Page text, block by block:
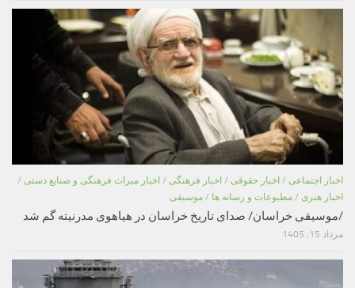
اخبار اجتماعی / اخبار حقوقی / اخبار فرهنگی / اخبار میراث فرهنگی و صنایع دستی /
اخبار هنری / مطبوعات و رسانه ها / موسیقی
/موسیقی خراسان/ صدای تاریخ خراسان در هیاهوی مدرنیته گم شد
مرداد 15, 1405